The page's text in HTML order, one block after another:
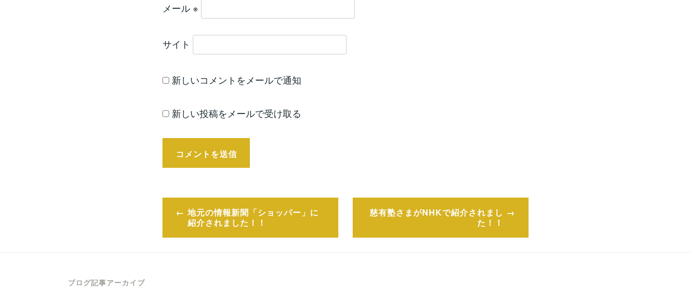
メール ※
サイト
新しいコメントをメールで通知
新しい投稿をメールで受け取る
投
ナ
地元の情報新聞「ショッパー」に
紹介されました！！
慈有塾さまがNHKで紹介されまし
た！！
ブログ記事アーカイブ